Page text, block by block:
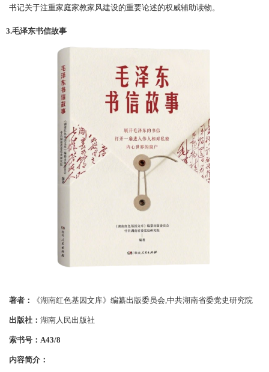
书记关于注重家庭家教家风建设的重要论述的权威辅助读物。
3.毛泽东书信故事
著者： 《湖南红色基因文库》编纂出版委员会,中共湖南省委党史研究院
出版社： 湖南人民出版社
索书号： A43/8
内容简介：